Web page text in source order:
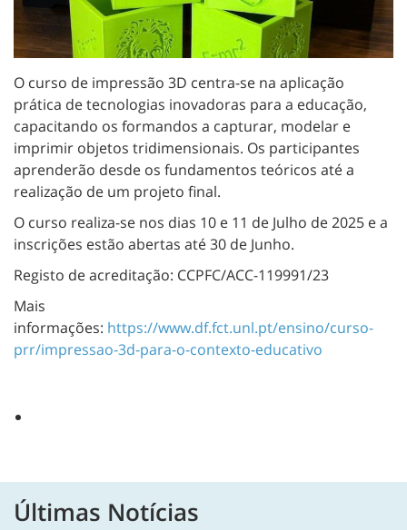
O curso de impressão 3D centra-se na aplicação
prática de tecnologias inovadoras para a educação,
capacitando os formandos a capturar, modelar e
imprimir objetos tridimensionais. Os participantes
aprenderão desde os fundamentos teóricos até a
realização de um projeto final.
O curso realiza-se nos dias 10 e 11 de Julho de 2025 e a
inscrições estão abertas até 30 de Junho.
Registo de acreditação: CCPFC/ACC-119991/23
Mais
informações: https://www.df.fct.unl.pt/ensino/curso-
prr/impressao-3d-para-o-contexto-educativo
Últimas Notícias